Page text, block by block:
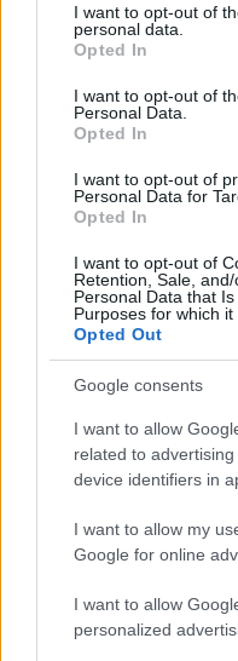
not limited to your visit or
grant or deny consent to
use your data for below
consent section.
I want to opt-out of
personal data.
Opted In
I want to opt-out of
Personal Data.
Opted In
I want to opt-out of
Personal Data for
Opted In
I want to opt-out of
Retention, Sale,
Personal Data that
Purposes for which it
Opted Out
Google consents
I want to allow
related to
device identifiers in
I want to allow my
Google for online
I want to allow
personalized
Η ΣΤΗΛΗ ΜΑΣ